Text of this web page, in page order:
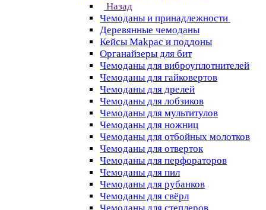
Назад
Чемоданы и принадлежности
Деревянные чемоданы
Кейсы Makpac и поддоны
Органайзеры для бит
Чемоданы для виброуплотнителей
Чемоданы для гайковертов
Чемоданы для дрелей
Чемоданы для лобзиков
Чемоданы для мультитулов
Чемоданы для ножниц
Чемоданы для отбойных молотков
Чемоданы для отверток
Чемоданы для перфораторов
Чемоданы для пил
Чемоданы для рубанков
Чемоданы для свёрл